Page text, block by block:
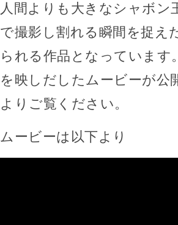
人間よりも大きなシャボン
で撮影し割れる瞬間を捉え
られる作品となっています
を映しだしたムービーが公
よりご覧ください。
ムービーは以下より